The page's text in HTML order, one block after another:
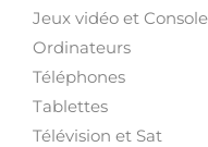
Jeux vidéo et
Ordinateurs
Téléphones
Tablettes
Télévision et Sat